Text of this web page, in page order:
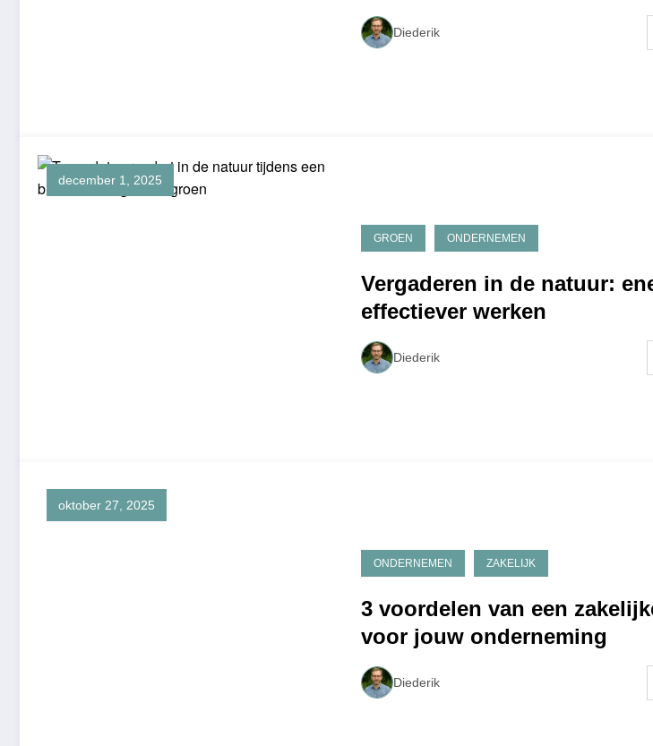
voor verantwoorde
2025Diederik
december 1, 2025
GROEN ONDERNEMEN
Vergaderen in de natuur:
effectiever werken
Diederik
oktober 27, 2025
ONDERNEMEN ZAKELIJK
3 voordelen van een
voor jouw onderneming
Diederik